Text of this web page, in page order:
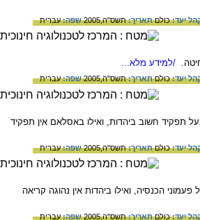
יעד:כולםתאריך:תשס"ה,2005 שפה:עברית
/למידע מלא...
יעד:כולםתאריך:תשס"ה,2005 שפה:עברית
תפקיד חשוב ביהדות, ואילו באסלאם אין תפקיד
יעד:כולםתאריך:תשס"ה,2005 שפה:עברית
הכנסיה, ואילו ביהדות אין נהוגה קריאה
יעד:כולםתאריך:תשס"ה,2005 שפה:עברית